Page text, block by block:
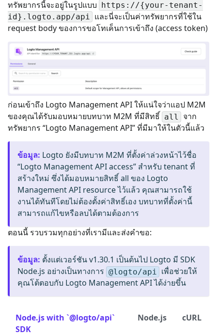
ทรัพยากรนี้จะอยู่ในรูปแบบ
https://{your-tenant-
id}.logto.app/api และนี่จะเป็นค่าทรัพยากรที่ใช้ใน
request body ของการขอโทเค็นการเข้าถึง (access token)
ก่อนเข้าถึง Logto Management API ให้แน่ใจว่าแอป M2M
ของคุณได้รับมอบหมายบทบาท M2M ที่มีสิทธิ์ all
จาก
ทรัพยากร “Logto Management API” ที่มีมาให้ในตัวนี้แล้ว
ข้อมูล: Logto ยังมีบทบาท M2M ที่ตั้งค่าล่วงหน้าไว้ชื่อ
“Logto Management API access” สำหรับ tenant ที่
สร้างใหม่ ซึ่งได้มอบหมายสิทธิ์ all ของ Logto
Management API resource ไว้แล้ว คุณสามารถใช้
งานได้ทันทีโดยไม่ต้องตั้งค่าสิทธิ์เอง บทบาทที่ตั้งค่านี้
สามารถแก้ไขหรือลบได้ตามต้องการ
ตอนนี้ รวบรวมทุกอย่างที่เรามีและส่งคำขอ:
ข้อมูล: ตั้งแต่เวอร์ชัน v1.30.1 เป็นต้นไป Logto มี SDK
Node.js อย่างเป็นทางการ @logto/api
เพื่อช่วยให้
คุณโต้ตอบกับ Logto Management API ได้ง่ายขึ้น
Node.js with `@logto/api`
SDK
Node.js cURL